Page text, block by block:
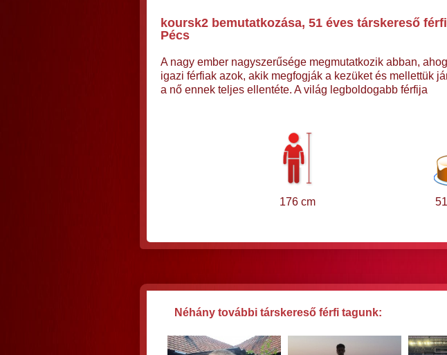
koursk2 bemutatkozása, 51 éves társkereső
Pécs
A nagy ember nagyszerűsége megmutatkozik abban,
igazi férfiak azok, akik megfogják a kezüket és mellettük
a nő ennek teljes ellentéte. A világ legboldogabb férfija
176 cm
Néhány további társkereső férfi tagunk: